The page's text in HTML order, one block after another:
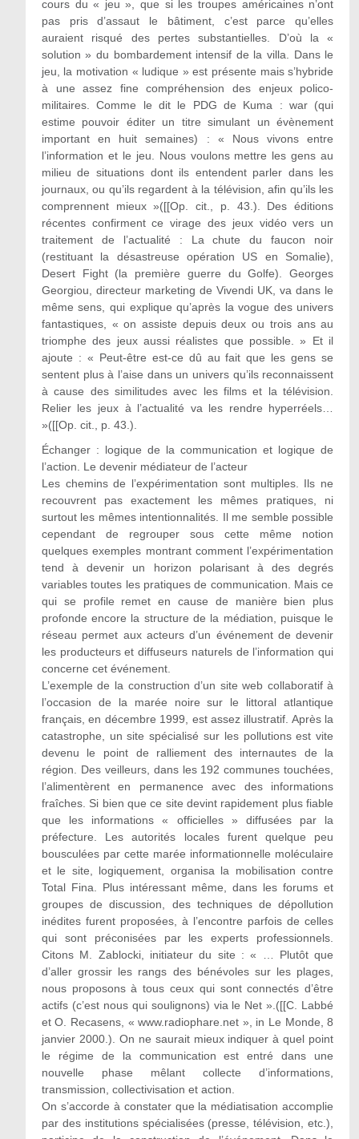
cours du « jeu », que si les troupes américaines n’ont
pas pris d’assaut le bâtiment, c’est parce qu’elles
auraient risqué des pertes substantielles. D’où la «
solution » du bombardement intensif de la villa. Dans le
jeu, la motivation « ludique » est présente mais s’hybride
à une assez fine compréhension des enjeux polico-
militaires. Comme le dit le PDG de Kuma : war (qui
estime pouvoir éditer un titre simulant un évènement
important en huit semaines) : « Nous vivons entre
l’information et le jeu. Nous voulons mettre les gens au
milieu de situations dont ils entendent parler dans les
journaux, ou qu’ils regardent à la télévision, afin qu’ils les
comprennent mieux »([[Op. cit., p. 43.). Des éditions
récentes confirment ce virage des jeux vidéo vers un
traitement de l’actualité : La chute du faucon noir
(restituant la désastreuse opération US en Somalie),
Desert Fight (la première guerre du Golfe). Georges
Georgiou, directeur marketing de Vivendi UK, va dans le
même sens, qui explique qu’après la vogue des univers
fantastiques, « on assiste depuis deux ou trois ans au
triomphe des jeux aussi réalistes que possible. » Et il
ajoute : « Peut-être est-ce dû au fait que les gens se
sentent plus à l’aise dans un univers qu’ils reconnaissent
à cause des similitudes avec les films et la télévision.
Relier les jeux à l’actualité va les rendre hyperréels…
»([[Op. cit., p. 43.).
Échanger : logique de la communication et logique de
l’action. Le devenir médiateur de l’acteur
Les chemins de l’expérimentation sont multiples. Ils ne
recouvrent pas exactement les mêmes pratiques, ni
surtout les mêmes intentionnalités. Il me semble possible
cependant de regrouper sous cette même notion
quelques exemples montrant comment l’expérimentation
tend à devenir un horizon polarisant à des degrés
variables toutes les pratiques de communication. Mais ce
qui se profile remet en cause de manière bien plus
profonde encore la structure de la médiation, puisque le
réseau permet aux acteurs d’un événement de devenir
les producteurs et diffuseurs naturels de l’information qui
concerne cet événement.
L’exemple de la construction d’un site web collaboratif à
l’occasion de la marée noire sur le littoral atlantique
français, en décembre 1999, est assez illustratif. Après la
catastrophe, un site spécialisé sur les pollutions est vite
devenu le point de ralliement des internautes de la
région. Des veilleurs, dans les 192 communes touchées,
l’alimentèrent en permanence avec des informations
fraîches. Si bien que ce site devint rapidement plus fiable
que les informations « officielles » diffusées par la
préfecture. Les autorités locales furent quelque peu
bousculées par cette marée informationnelle moléculaire
et le site, logiquement, organisa la mobilisation contre
Total Fina. Plus intéressant même, dans les forums et
groupes de discussion, des techniques de dépollution
inédites furent proposées, à l’encontre parfois de celles
qui sont préconisées par les experts professionnels.
Citons M. Zablocki, initiateur du site : « … Plutôt que
d’aller grossir les rangs des bénévoles sur les plages,
nous proposons à tous ceux qui sont connectés d’être
actifs (c’est nous qui soulignons) via le Net ».([[C. Labbé
et O. Recasens, « www.radiophare.net », in Le Monde, 8
janvier 2000.). On ne saurait mieux indiquer à quel point
le régime de la communication est entré dans une
nouvelle phase mêlant collecte d’informations,
transmission, collectivisation et action.
On s’accorde à constater que la médiatisation accomplie
par des institutions spécialisées (presse, télévision, etc.),